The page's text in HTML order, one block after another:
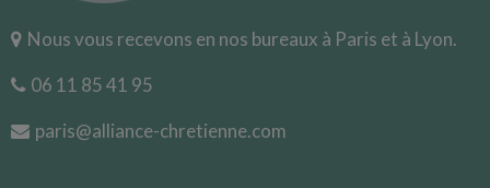
Nous vous recevons en nos bureaux à Paris et à Lyon.
06 11 85 41 95
paris@alliance-chretienne.com